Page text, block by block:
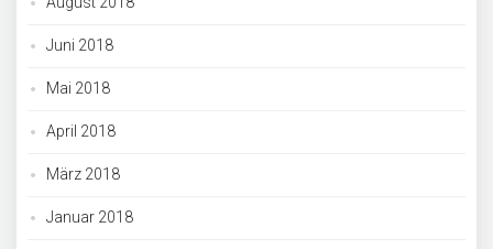
Juni 2018
Mai 2018
April 2018
März 2018
Januar 2018